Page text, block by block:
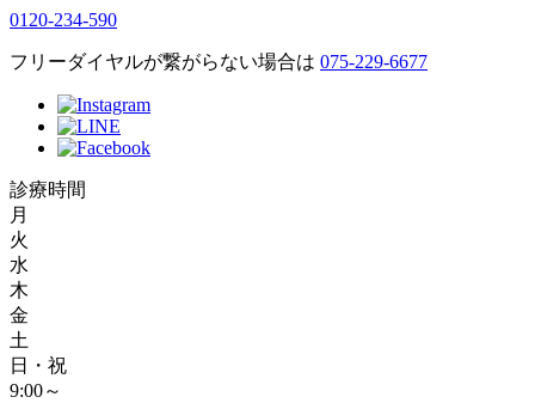
0120-234-590
フリーダイヤルが繋がらない場合は 075-229-6677
診療時間
月
火
水
木
金
土
日・祝
9:00～